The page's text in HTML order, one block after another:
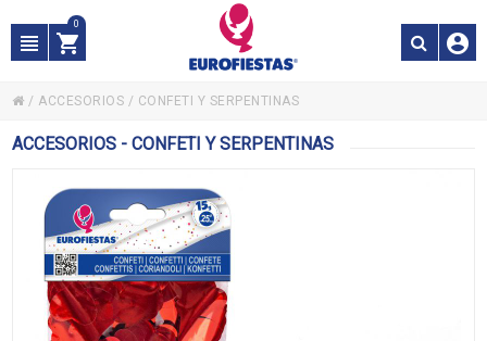
0
/ ACCESORIOS / CONFETI Y SERPENTINAS
ACCESORIOS - CONFETI Y SERPENTINAS